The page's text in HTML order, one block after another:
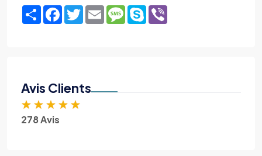
ShareFacebook
TwitterEmailMessage
Skype
Avis Clients
★ ★ ★ ★ ★
278 Avis